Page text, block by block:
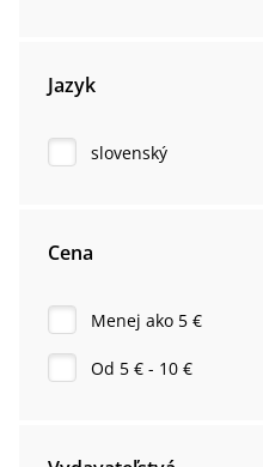
Jazyk
slovenský
Cena
Menej ako 5 €
Od 5 € - 10 €